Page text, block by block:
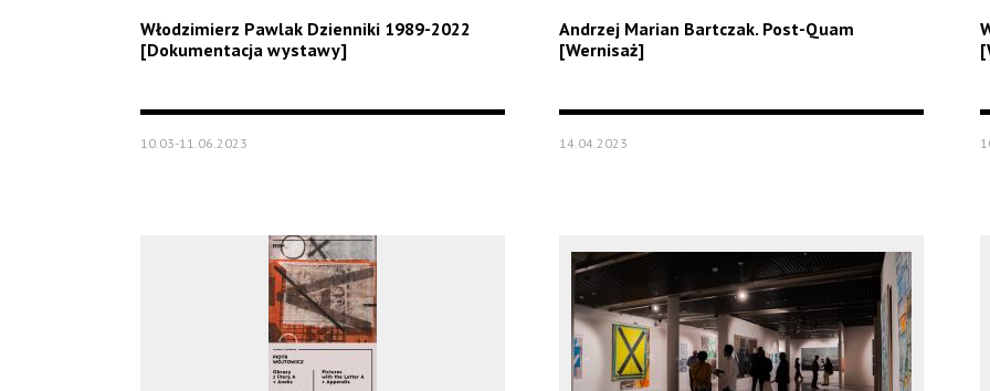
Włodzimierz Pawlak Dzienniki 1989-2022
[Dokumentacja wystawy]
10.03-11.06.2023
Andrzej Marian Bartczak. Post-Quam
[Wernisaż]
14.04.2023